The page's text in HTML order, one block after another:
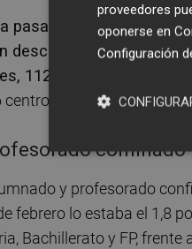
pasada se ha
desconfinado 337
112 grupos de 62
educativos, según
confinado
y profesorado
febrero lo estaba el 1,8
Bachillerato y FP, frente
proveedores
oponerse en
Configuración